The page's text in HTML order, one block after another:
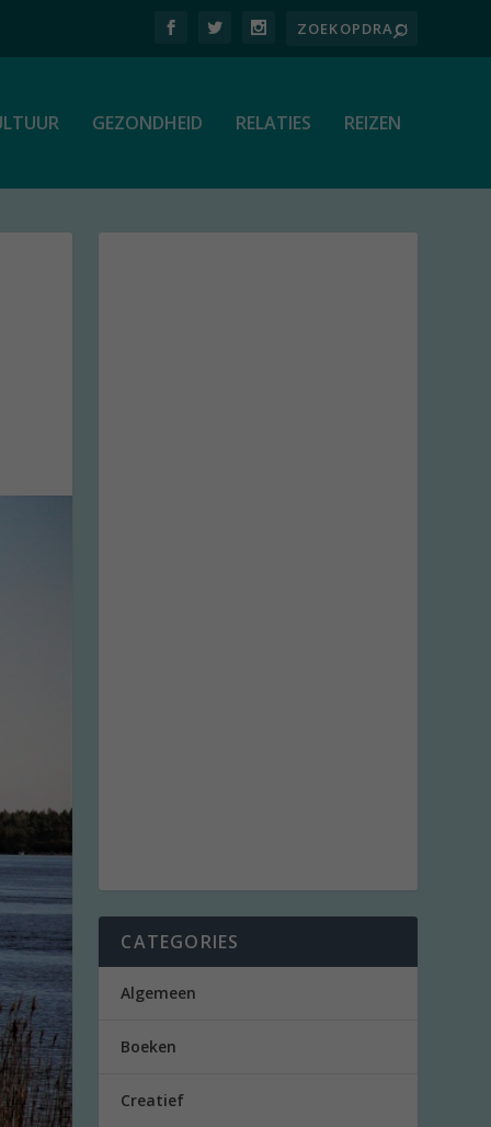
GEZONDHEID RELATIES REIZEN
CATEGORIES
Algemeen
Boeken
Creatief